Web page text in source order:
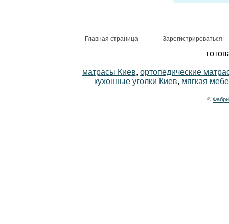
Главная страница Зарегистрироваться
матрасы Киев, ортопедические
кухонные уголки Киев, мягкая
©